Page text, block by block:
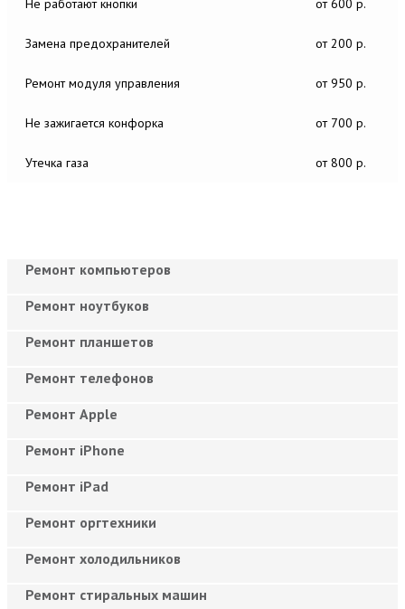
Не работают кнопки от 600 р.
Замена предохранителей от 200 р.
Ремонт модуля управления от 950 р.
Не зажигается конфорка от 700 р.
Утечка газа от 800 р.
Ремонт компьютеров
Ремонт ноутбуков
Ремонт планшетов
Ремонт телефонов
Ремонт Apple
Ремонт iPhone
Ремонт iPad
Ремонт оргтехники
Ремонт холодильников
Ремонт стиральных машин